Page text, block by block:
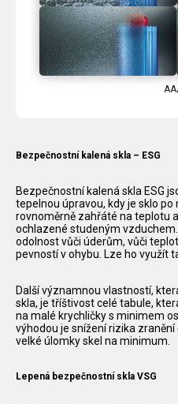
Bezpečnostní kalená skla – ESG
Bezpečnostní kalená skla ESG
tepelnou úpravou, kdy je sklo
rovnoměrně zahřáté na teplotu
ochlazené studeným
odolnost vůči úderům, vůči
pevností v ohybu. Lze ho využít
Další významnou vlastností,
skla, je tříštivost celé tabule,
na malé krychličky s minimem
výhodou je snížení rizika
velké úlomky skel na minimum.
Lepená bezpečnostní skla VSG